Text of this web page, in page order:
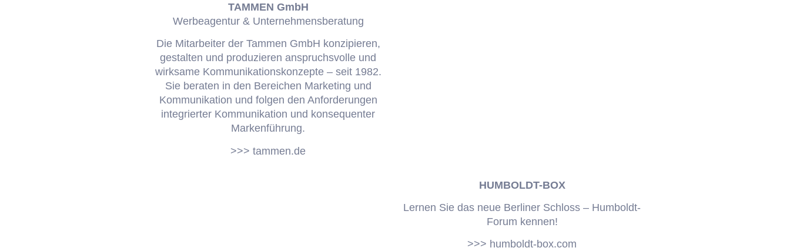
TAMMEN GmbH
Werbeagentur & Unternehmensberatung
Die Mitarbeiter der Tammen GmbH konzipieren,
gestalten und produzieren anspruchsvolle und
wirksame Kommunikationskonzepte – seit 1982.
Sie beraten in den Bereichen Marketing und
Kommunikation und folgen den Anforderungen
integrierter Kommunikation und konsequenter
Markenführung.
>>> tammen.de
HUMBOLDT-BOX
Lernen Sie das neue Berliner Schloss – Humboldt-
Forum kennen!
>>> humboldt-box.com